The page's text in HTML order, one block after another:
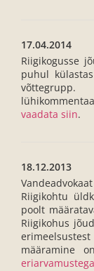
17.04.2014
Riigikogusse
puhul
vaadata siin.
18.12.2013
Riigikohtu
poolt
Riigikohus
määramine